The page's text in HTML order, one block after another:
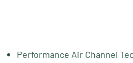
Performance Air Channel